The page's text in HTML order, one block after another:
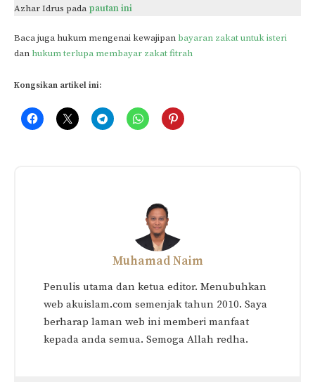
Azhar Idrus pada pautan ini
Baca juga hukum mengenai kewajipan bayaran zakat untuk isteri
dan hukum terlupa membayar zakat fitrah
Kongsikan artikel ini:
Muhamad Naim
Penulis utama dan ketua editor. Menubuhkan
web akuislam.com semenjak tahun 2010. Saya
berharap laman web ini memberi manfaat
kepada anda semua. Semoga Allah redha.